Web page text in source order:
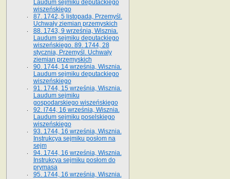
Laudum sejmiku deputackiego
wiszeńskiego
87. 1742, 5 listopada, Przemyśl.
Uchwały ziemian przemyskich
88. 1743, 9 września, Wisznia.
Laudum sejmiku deputackiego
wiszeńskiego. 89. 1744, 28
stycznia, Przemyśl. Uchwały
ziemian przemyskich
90. 1744, 14 września, Wisznia.
Laudum sejmiku deputackiego
wiszeńskiego
91. 1744, 15 września, Wisznia.
Laudum sejmiku
gospodarskiego wiszeńskiego
92. l744, 16 września, Wisznia.
Laudum sejmiku poselskiego
wiszeńskiego
93. 1744, 16 września, Wisznia.
Instrukcya sejmiku posłom na
sejm
94. 1744, 16 września, Wisznia.
Instrukcya sejmiku posłom do
prymasa
95. 1744, 16 września, Wisznia.